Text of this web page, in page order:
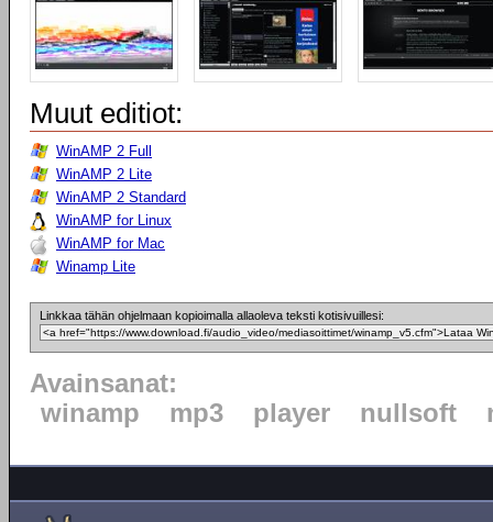
Muut editiot:
WinAMP 2 Full
WinAMP 2 Lite
WinAMP 2 Standard
WinAMP for Linux
WinAMP for Mac
Winamp Lite
Linkkaa tähän ohjelmaan kopioimalla allaoleva teksti kotisivuillesi:
Avainsanat:
winamp
mp3 player nullsoft